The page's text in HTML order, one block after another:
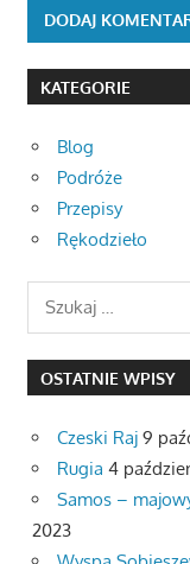
KATEGORIE
Blog
Podróże
Przepisy
Rękodzieło
Search
OSTATNIE WPISY
Czeski Raj 9
Rugia 4
Samos –
2023